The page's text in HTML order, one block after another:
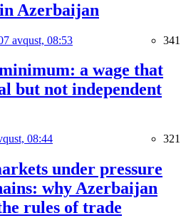
Azerbaijan
avqust, 08:53 341
a wage that
but not independent
08:44 321
under pressure
why Azerbaijan
rules of trade